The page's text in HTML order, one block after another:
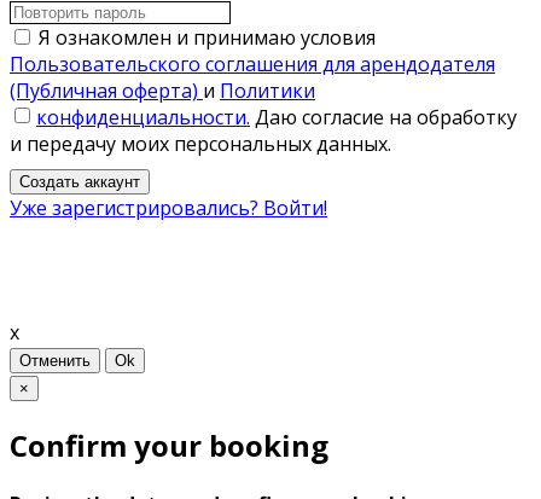
Я ознакомлен и принимаю условия
Пользовательского соглашения для арендодателя
(Публичная оферта) и Политики
конфиденциальности. Даю согласие на обработку
и передачу моих персональных данных.
Создать аккаунт
Уже зарегистрировались? Войти!
x
Отменить
Ok
×
Confirm your booking